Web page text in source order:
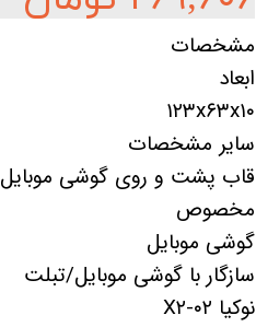
مشخصات
ابعاد
۱۲۳x۶۳x۱۰
سایر مشخصات
قاب پشت و روی گوشی موبایل Nokia X۲-۰۲
مخصوص
گوشی موبایل
سازگار با گوشی موبایل/تبلت
نوکیا X۲-۰۲